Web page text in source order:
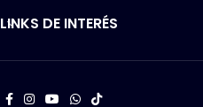
LINKS DE INTERÉS